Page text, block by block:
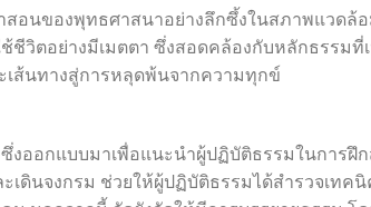
สอนของพุทธศาสนาอย่างลึกซึ้งในสภาพแวดล้
ชีวิตอย่างมีเมตตา ซึ่งสอดคล้องกับหลักธรรมที่
เส้นทางสู่การหลุดพ้นจากความทุกข์
งออกแบบมาเพื่อแนะนำผู้ปฏิบัติธรรมในการฝึ
ดินจงกรม ช่วยให้ผู้ปฏิบัติธรรมได้สำรวจเทคนิ